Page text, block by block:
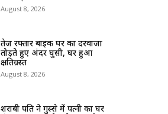
August 8, 2026
तेज रफ्तार बाइक घर का दरवाजा
तोड़ते हुए अंदर घुसी, घर हुआ
क्षतिग्रस्त
August 8, 2026
शराबी पति ने गुस्से में पत्नी का घर